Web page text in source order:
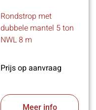
Rondstrop met
dubbele mantel 5 ton
NWL 8 m
Prijs op aanvraag
Meer info